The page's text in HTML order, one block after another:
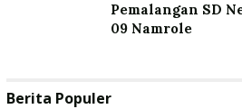
Pemalangan SD
09 Namrole
Berita Populer